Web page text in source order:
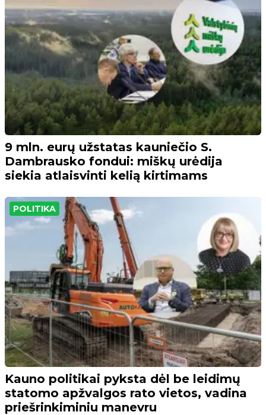
9 mln. eurų užstatas kauniečio S.
Dambrausko fondui: miškų urėdija
siekia atlaisvinti kelią kirtimams
POLITIKA
Kauno politikai pyksta dėl be leidimų
statomo apžvalgos rato vietos, vadina
priešrinkiminiu manevru